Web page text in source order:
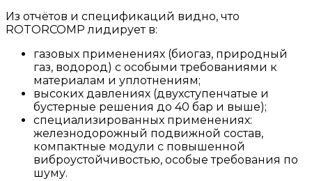
Из отчётов и спецификаций видно, что
ROTORCOMP лидирует в:
газовых применениях (биогаз, природный
газ, водород) с особыми требованиями к
материалам и уплотнениям;
высоких давлениях (двухступенчатые и
бустерные решения до 40 бар и выше);
специализированных применениях:
железнодорожный подвижной состав,
компактные модули с повышенной
виброустойчивостью, особые требования по
шуму.